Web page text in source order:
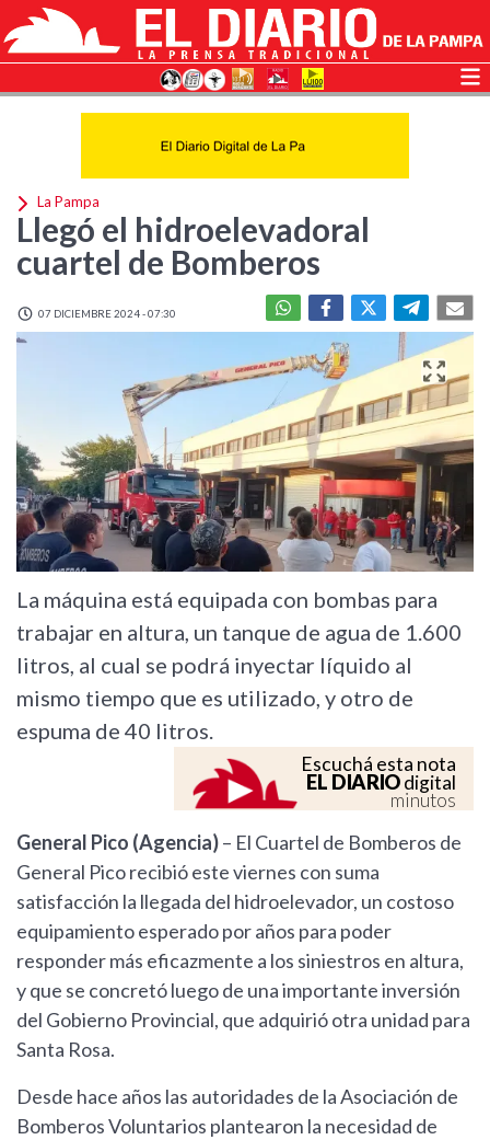
La Pampa
Llegó el hidroelevadoral
cuartel de Bomberos
07 DICIEMBRE 2024 - 07:30
La máquina está equipada con bombas para
trabajar en altura, un tanque de agua de 1.600
litros, al cual se podrá inyectar líquido al
mismo tiempo que es utilizado, y otro de
espuma de 40 litros.
Escuchá esta nota
EL DIARIOdigital
minutos
General Pico (Agencia)– El Cuartel de Bomberos de
General Pico recibió este viernes con suma
satisfacción la llegada del hidroelevador, un costoso
equipamiento esperado por años para poder
responder más eficazmente a los siniestros en altura,
y que se concretó luego de una importante inversión
del Gobierno Provincial, que adquirió otra unidad para
Santa Rosa.
Desde hace años las autoridades de la Asociación de
Bomberos Voluntarios plantearon la necesidad de